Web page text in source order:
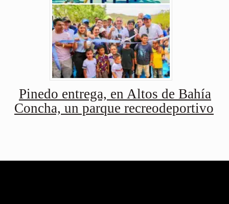
Pinedo entrega, en Altos de Bahía
Concha, un parque recreodeportivo